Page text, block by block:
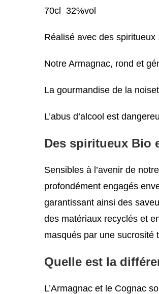
70cl 32%vol
Réalisé avec des
Notre Armagnac, rond et
La gourmandise de la
L’abus d’alcool est
Des spiritueux Bio
Sensibles à l’avenir de
profondément engagés
garantissant ainsi des
des matériaux recyclés et
masqués par une sucrosité
Quelle est la
L’Armagnac et le Cognac